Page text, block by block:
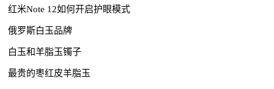
红米Note 12如何开启护眼模式
俄罗斯白玉品牌
白玉和羊脂玉镯子
最贵的枣红皮羊脂玉